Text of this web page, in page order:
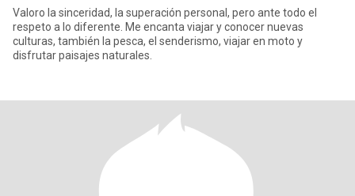
Valoro la sinceridad, la superación personal, pero ante todo el
respeto a lo diferente. Me encanta viajar y conocer nuevas
culturas, también la pesca, el senderismo, viajar en moto y
disfrutar paisajes naturales.